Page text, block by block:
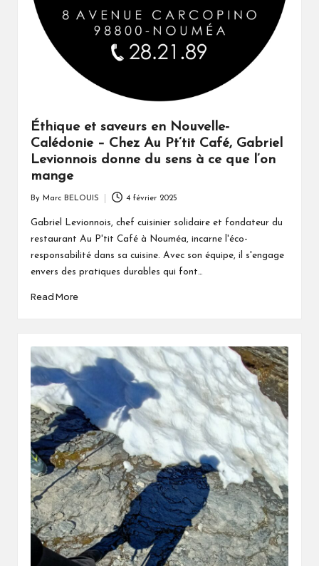
Éthique et saveurs en Nouvelle-
Calédonie – Chez Au Pt’tit Café, Gabriel
Levionnois donne du sens à ce que l’on
mange
by
By Marc BELOUIS 4 février 2025
Gabriel Levionnois, chef cuisinier solidaire et fondateur du
restaurant Au P'tit Café à Nouméa, incarne l'éco-
responsabilité dans sa cuisine. Avec son équipe, il s'engage
envers des pratiques durables qui font…
Read More